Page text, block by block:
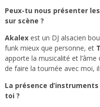
Peux-tu nous présenter
sur scène ?
Akalex est un DJ alsacien
funk mieux que personne, et
apporte la musicalité et
de faire la tournée avec moi,
La présence
toi ?